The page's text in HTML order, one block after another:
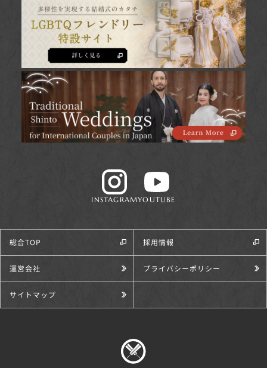
INSTAGRAMYOUTUBE
総合TOP 採用情報
運営会社 プライバシーポリシー
サイトマップ